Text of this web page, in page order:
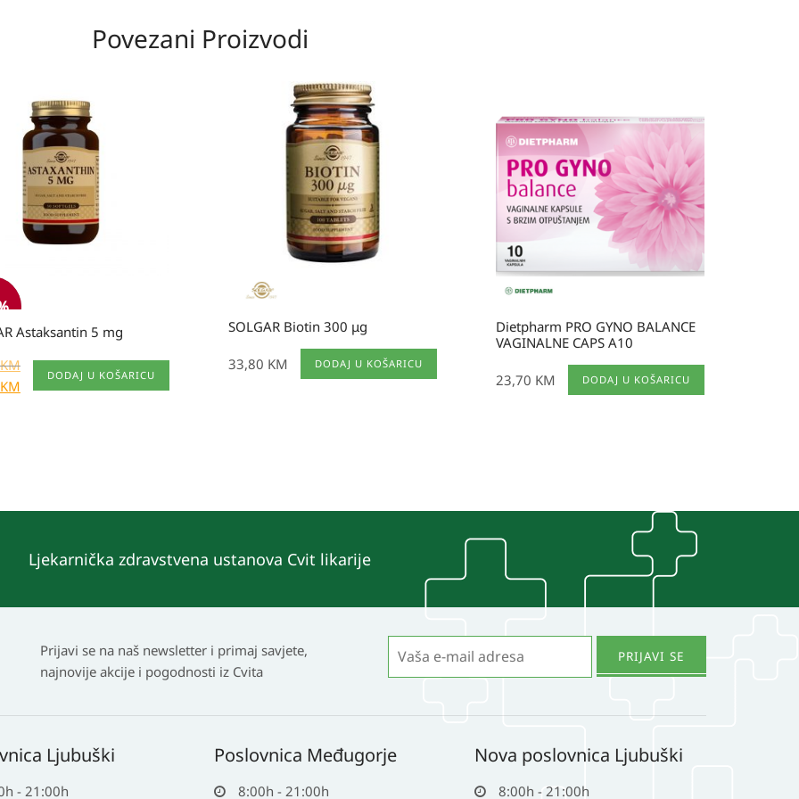
Povezani Proizvodi
Astaksantin 5 mg
KM.
KM
KM.
KM
DODAJ U KOŠARICU
SOLGAR Biotin 300 μg
33,80 KM DODAJ U KOŠARICU
Dietpharm PRO GYNO BALANCE
VAGINALNE CAPS A10
23,70 KM DODAJ U KOŠARICU
Ljekarnička zdravstvena ustanova Cvit likarije
Prijavi se na naš newsletter i primaj savjete,
najnovije akcije i pogodnosti iz Cvita
Ljubuški
- 21:00h
Poslovnica Međugorje
8:00h - 21:00h
Nova poslovnica Ljubuški
8:00h - 21:00h